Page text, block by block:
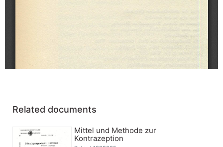
Related documents
Mittel und Methode zur
Kontrazeption